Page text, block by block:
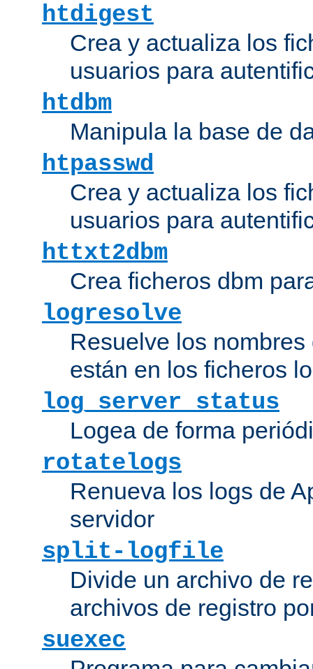
htdigest
Crea y actualiza los
usuarios para
htdbm
Manipula la base de
htpasswd
Crea y actualiza los
usuarios para
httxt2dbm
Crea ficheros dbm
logresolve
Resuelve los
están en los ficheros
log_server_status
Logea de forma
rotatelogs
Renueva los logs de
servidor
split-logfile
Divide un archivo de
archivos de registro
suexec